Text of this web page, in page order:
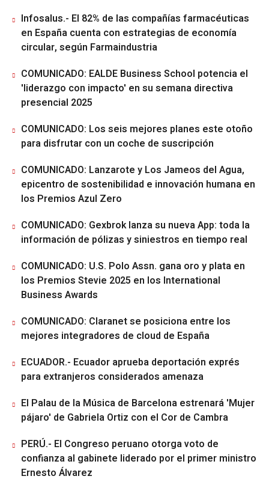
Infosalus.- El 82% de las compañías farmacéuticas
en España cuenta con estrategias de economía
circular, según Farmaindustria
COMUNICADO: EALDE Business School potencia el
'liderazgo con impacto' en su semana directiva
presencial 2025
COMUNICADO: Los seis mejores planes este otoño
para disfrutar con un coche de suscripción
COMUNICADO: Lanzarote y Los Jameos del Agua,
epicentro de sostenibilidad e innovación humana en
los Premios Azul Zero
COMUNICADO: Gexbrok lanza su nueva App: toda la
información de pólizas y siniestros en tiempo real
COMUNICADO: U.S. Polo Assn. gana oro y plata en
los Premios Stevie 2025 en los International
Business Awards
COMUNICADO: Claranet se posiciona entre los
mejores integradores de cloud de España
ECUADOR.- Ecuador aprueba deportación exprés
para extranjeros considerados amenaza
El Palau de la Música de Barcelona estrenará 'Mujer
pájaro' de Gabriela Ortiz con el Cor de Cambra
PERÚ.- El Congreso peruano otorga voto de
confianza al gabinete liderado por el primer ministro
Ernesto Álvarez